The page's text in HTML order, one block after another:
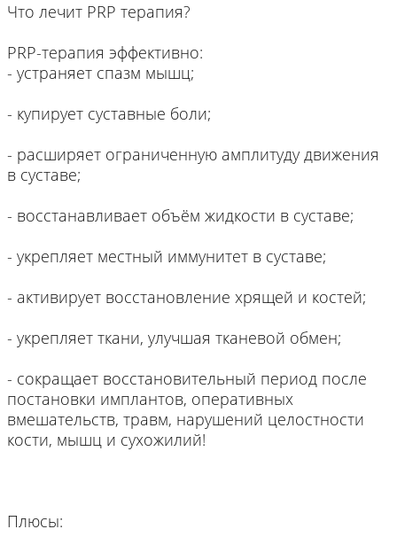
Что лечит PRP терапия?
PRP-терапия эффективно:
- устраняет спазм мышц;
- купирует суставные боли;
- расширяет ограниченную амплитуду движения
в суставе;
- восстанавливает объём жидкости в суставе;
- укрепляет местный иммунитет в суставе;
- активирует восстановление хрящей и костей;
- укрепляет ткани, улучшая тканевой обмен;
- сокращает восстановительный период после
постановки имплантов, оперативных
вмешательств, травм, нарушений целостности
кости, мышц и сухожилий!
Плюсы: